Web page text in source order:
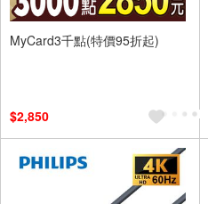
MyCard3千點(特價95折起)
$2,850